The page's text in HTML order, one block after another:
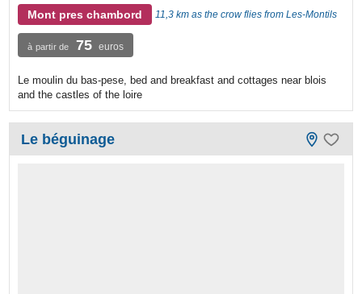
Mont pres chambord 11,3 km as the crow flies from Les-Montils
à partir de 75 euros
Le moulin du bas-pese, bed and breakfast and cottages near blois
and the castles of the loire
Le béguinage